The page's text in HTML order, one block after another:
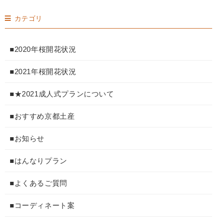
カテゴリ
■2020年桜開花状況
■2021年桜開花状況
■★2021成人式プランについて
■おすすめ京都土産
■お知らせ
■はんなりプラン
■よくあるご質問
■コーディネート案